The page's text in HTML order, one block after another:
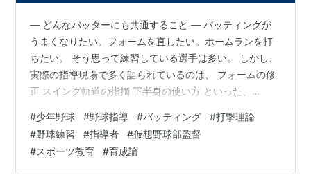
― どんなバッターにも共通すること ― バッティングが
うまくなりたい。フォームを直したい。ホームランを打
ちたい。 そう思って練習している選手は多い。 しかし、
実際の指導現場で多く語られているのは、 フォームの修
正 スイング軌道の指摘 下半身の使い方 といった、
バッティング理論がある。そして、投げること・打つこ
とには大きな個人差がある。 誰にでも当てはまるバッテ
ィングフォームは存在しない。 だからこそ、YouTubeや
プロ野球選手の映像を、そのまま目の前の選手に当ては
#少年野球 #野球指導 #バッティング #打撃理論
#野球練習 #指導者 #仮想野球部監督
#スポーツ教育 #育成論